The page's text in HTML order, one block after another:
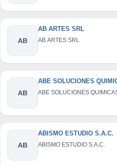
AB
AB ARTES SRL
AB ARTES SRL
AB
ABE SOLUCIONES
ABE SOLUCIONES
AB
ABISMO ESTUDIO S.A.C.
ABISMO ESTUDIO S.A.C.